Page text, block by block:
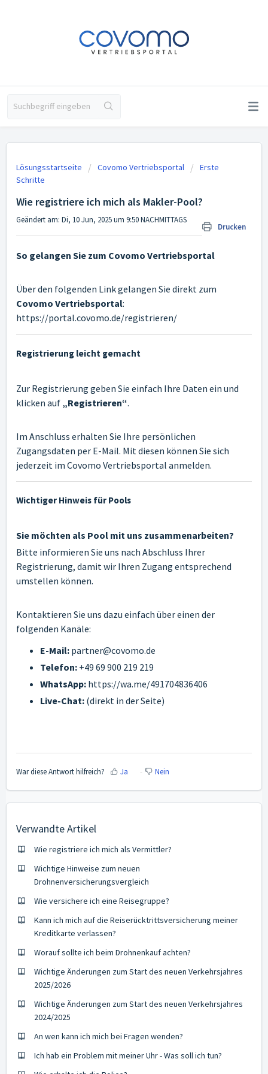
Lösungsstartseite Covomo Vertriebsportal
Erste
Schritte
Wie registriere ich mich als Makler-Pool?
Drucken
Geändert am: Di, 10 Jun, 2025 um 9:50 NACHMITTAGS
So gelangen Sie zum Covomo Vertriebsportal
Über den folgenden Link gelangen Sie direkt zum
Covomo Vertriebsportal:
https://portal.covomo.de/registrieren/
Registrierung leicht gemacht
Zur Registrierung geben Sie einfach Ihre Daten ein und
klicken auf „Registrieren“.
Im Anschluss erhalten Sie Ihre persönlichen
Zugangsdaten per E-Mail. Mit diesen können Sie sich
jederzeit im Covomo Vertriebsportal anmelden.
Wichtiger Hinweis für Pools
Sie möchten als Pool mit uns zusammenarbeiten?
Bitte informieren Sie uns nach Abschluss Ihrer
Registrierung, damit wir Ihren Zugang entsprechend
umstellen können.
Kontaktieren Sie uns dazu einfach über einen der
folgenden Kanäle:
E-Mail: partner@covomo.de
Telefon: +49 69 900 219 219
WhatsApp: https://wa.me/491704836406
Live-Chat: (direkt in der Seite)
War diese Antwort hilfreich? Ja Nein
Verwandte Artikel
Wie registriere ich mich als Vermittler?
Wichtige Hinweise zum neuen
Drohnenversicherungsvergleich
Wie versichere ich eine Reisegruppe?
Kann ich mich auf die Reiserücktrittsversicherung meiner
Kreditkarte verlassen?
Worauf sollte ich beim Drohnenkauf achten?
Wichtige Änderungen zum Start des neuen Verkehrsjahres
2025/2026
Wichtige Änderungen zum Start des neuen Verkehrsjahres
2024/2025
An wen kann ich mich bei Fragen wenden?
Ich hab ein Problem mit meiner Uhr - Was soll ich tun?